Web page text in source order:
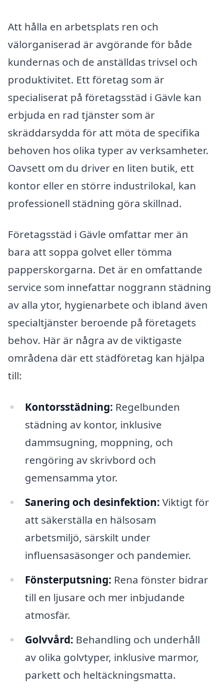
Att hålla en arbetsplats ren och
välorganiserad är avgörande för både
kundernas och de anställdas trivsel och
produktivitet. Ett företag som är
specialiserat på företagsstäd i Gävle kan
erbjuda en rad tjänster som är
skräddarsydda för att möta de specifika
behoven hos olika typer av verksamheter.
Oavsett om du driver en liten butik, ett
kontor eller en större industrilokal, kan
professionell städning göra skillnad.
Företagsstäd i Gävle omfattar mer än
bara att soppa golvet eller tömma
papperskorgarna. Det är en omfattande
service som innefattar noggrann städning
av alla ytor, hygienarbete och ibland även
specialtjänster beroende på företagets
behov. Här är några av de viktigaste
områdena där ett städföretag kan hjälpa
till:
Kontorsstädning: Regelbunden
städning av kontor, inklusive
dammsugning, moppning, och
rengöring av skrivbord och
gemensamma ytor.
Sanering och desinfektion: Viktigt för
att säkerställa en hälsosam
arbetsmiljö, särskilt under
influensasäsonger och pandemier.
Fönsterputsning: Rena fönster bidrar
till en ljusare och mer inbjudande
atmosfär.
Golvvård: Behandling och underhåll
av olika golvtyper, inklusive marmor,
parkett och heltäckningsmatta.